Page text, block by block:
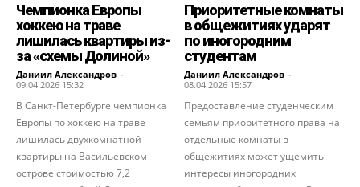
Чемпионка Европы
хоккею на траве
лишилась квартиры из-
за «схемы Долиной»
Даниил Александров -
09.04.2026 15:32
В Санкт-Петербурге чемпионка
Европы по хоккею на траве
лишилась двухкомнатной
квартиры на Васильевском
острове стоимостью 7,2
Приоритетные комнаты
в общежитиях ударят
по иногородним
студентам
Даниил Александров -
08.04.2026 15:57
Предоставление студенческим
семьям приоритетного права на
отдельные комнаты в
общежитиях может ущемить
интересы иногородних